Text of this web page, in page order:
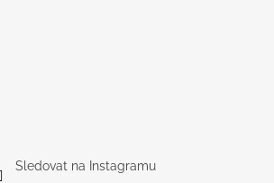
Sledovat na Instagramu